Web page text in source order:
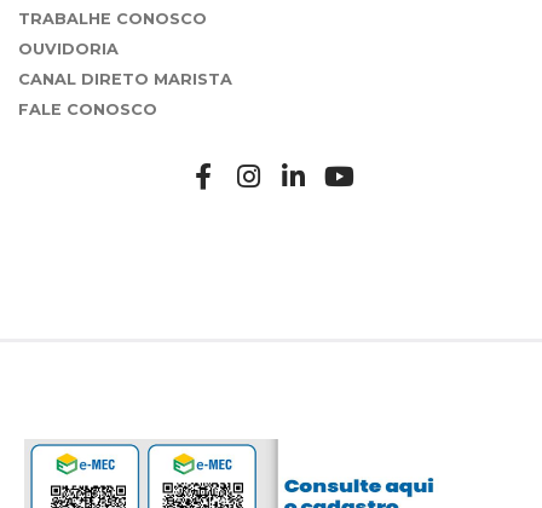
TRABALHE CONOSCO
OUVIDORIA
CANAL DIRETO MARISTA
FALE CONOSCO